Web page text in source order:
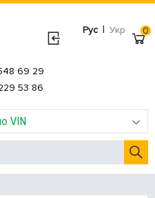
Рус | Укр
VIN
69 29
53 86
0